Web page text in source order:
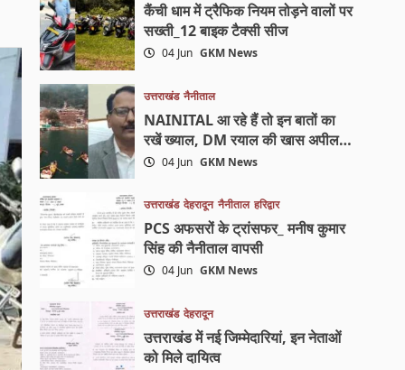
कैंची धाम में ट्रैफिक नियम तोड़ने वालों पर
सख्ती_12 बाइक टैक्सी सीज
04 Jun GKM News
उत्तराखंड नैनीताल
NAINITAL आ रहे हैं तो इन बातों का
रखें ख्याल, DM रयाल की खास अपील…
04 Jun GKM News
उत्तराखंड देहरादून नैनीताल हरिद्वार
PCS अफसरों के ट्रांसफर_ मनीष कुमार
सिंह की नैनीताल वापसी
04 Jun GKM News
उत्तराखंड देहरादून
उत्तराखंड में नई जिम्मेदारियां, इन नेताओं
को मिले दायित्व